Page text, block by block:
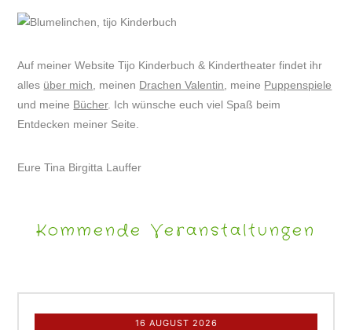
Auf meiner Website Tijo Kinderbuch & Kindertheater findet ihr
alles über mich , meinen Drachen Valentin , meine Puppenspiele
und meine Bücher. Ich wünsche euch viel Spaß beim
Entdecken meiner Seite.
Eure Tina Birgitta Lauffer
Kommende Veranstaltungen
16 AUGUST 2026